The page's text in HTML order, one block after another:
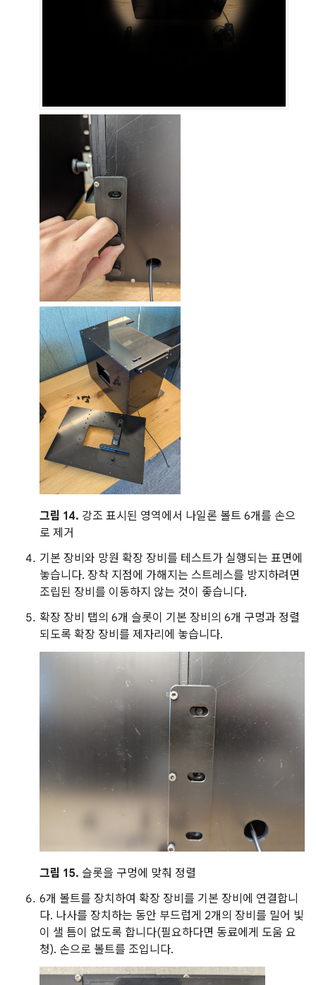
그림 14. 강조 표시된 영역에서 나일론 볼트 6개를 손으
로 제거
기본 장비와 망원 확장 장비를 테스트가 실행되는 표면에
놓습니다. 장착 지점에 가해지는 스트레스를 방지하려면
조립된 장비를 이동하지 않는 것이 좋습니다.
확장 장비 탭의 6개 슬롯이 기본 장비의 6개 구멍과 정렬
되도록 확장 장비를 제자리에 놓습니다.
그림 15. 슬롯을 구멍에 맞춰 정렬
6개 볼트를 장치하여 확장 장비를 기본 장비에 연결합니
다. 나사를 장치하는 동안 부드럽게 2개의 장비를 밀어 빛
이 샐 틈이 없도록 합니다(필요하다면 동료에게 도움 요
청). 손으로 볼트를 조입니다.